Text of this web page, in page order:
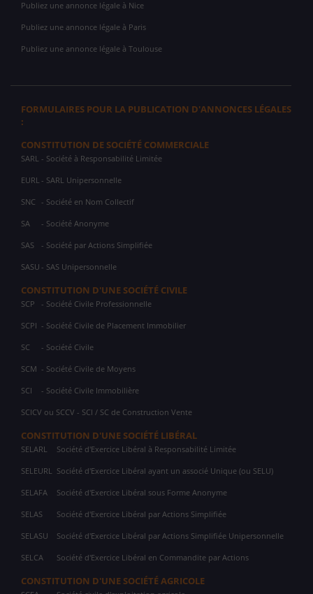
Publiez une annonce légale à Nice
Publiez une annonce légale à Paris
Publiez une annonce légale à Toulouse
FORMULAIRES POUR LA PUBLICATION D'ANNONCES LÉGALES
:
CONSTITUTION DE SOCIÉTÉ COMMERCIALE
SARL - Société à Responsabilité Limitée
EURL - SARL Unipersonnelle
SNC - Société en Nom Collectif
SA - Société Anonyme
SAS - Société par Actions Simplifiée
SASU - SAS Unipersonnelle
CONSTITUTION D'UNE SOCIÉTÉ CIVILE
SCP - Société Civile Professionnelle
SCPI - Société Civile de Placement Immobilier
SC - Société Civile
SCM - Société Civile de Moyens
SCI - Société Civile Immobilière
SCICV ou SCCV - SCI / SC de Construction Vente
CONSTITUTION D'UNE SOCIÉTÉ LIBÉRAL
SELARL Société d'Exercice Libéral à Responsabilité Limitée
SELEURL Société d'Exercice Libéral ayant un associé Unique (ou SELU)
SELAFA Société d'Exercice Libéral sous Forme Anonyme
SELAS Société d'Exercice Libéral par Actions Simplifiée
SELASU Société d'Exercice Libéral par Actions Simplifiée Unipersonnelle
SELCA Société d'Exercice Libéral en Commandite par Actions
CONSTITUTION D'UNE SOCIÉTÉ AGRICOLE